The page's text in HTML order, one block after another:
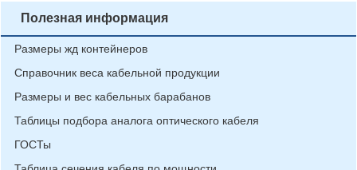
Полезная информация
Размеры жд контейнеров
Справочник веса кабельной продукции
Размеры и вес кабельных барабанов
Таблицы подбора аналога оптического кабеля
ГОСТы